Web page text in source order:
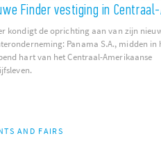
Finder vestiging in
kondigt de oprichting aan van zijn
Panama S.A., midden in
hart van het Centraal-Amerikaanse
AND FAIRS